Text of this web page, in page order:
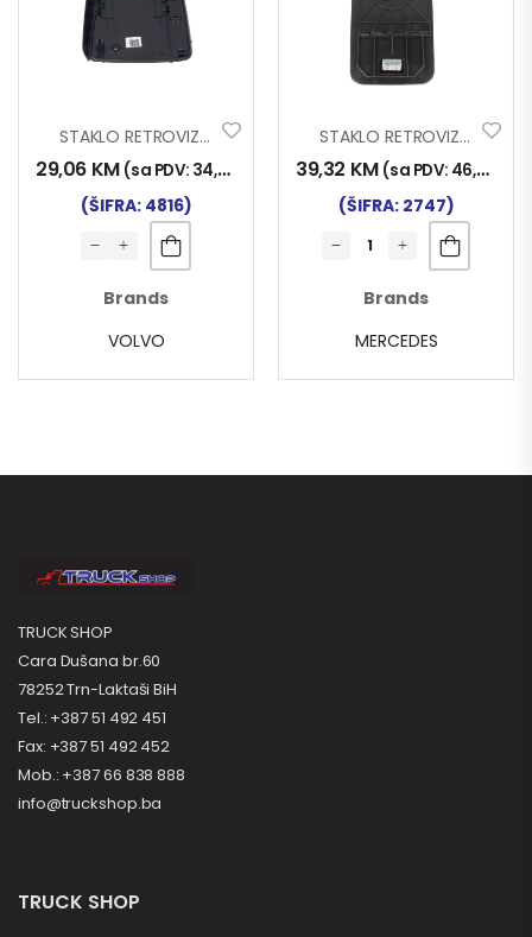
STAKLO RETROVIZORA VOLVO FH III 2013- LIJEVO
29,06 KM (sa PDV: 34,00
(ŠIFRA: 4816)
Brands
VOLVO
STAKLO RETROVIZORA ATEGO 2004-
39,32 KM (sa PDV: 46,00
(ŠIFRA: 2747)
Brands
MERCEDES
TRUCK SHOP
Cara Dušana br.60
78252 Trn-Laktaši BiH
Tel.: +387 51 492 451
Fax: +387 51 492 452
Mob.: +387 66 838 888
info@truckshop.ba
TRUCK SHOP